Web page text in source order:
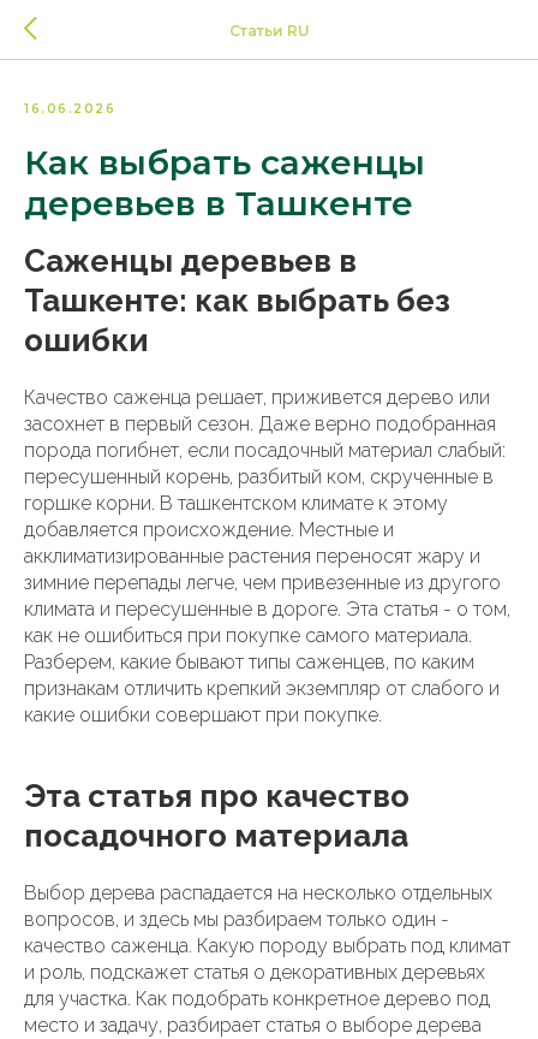
Статьи RU
16.06.2026
Как выбрать саженцы
деревьев в Ташкенте
Саженцы деревьев в
Ташкенте: как выбрать без
ошибки
Качество саженца решает, приживется дерево или
засохнет в первый сезон. Даже верно подобранная
порода погибнет, если посадочный материал слабый:
пересушенный корень, разбитый ком, скрученные в
горшке корни. В ташкентском климате к этому
добавляется происхождение. Местные и
акклиматизированные растения переносят жару и
зимние перепады легче, чем привезенные из другого
климата и пересушенные в дороге. Эта статья - о том,
как не ошибиться при покупке самого материала.
Разберем, какие бывают типы саженцев, по каким
признакам отличить крепкий экземпляр от слабого и
какие ошибки совершают при покупке.
Эта статья про качество
посадочного материала
Выбор дерева распадается на несколько отдельных
вопросов, и здесь мы разбираем только один -
качество саженца. Какую породу выбрать под климат
и роль, подскажет статья о декоративных деревьях
для участка. Как подобрать конкретное дерево под
место и задачу, разбирает статья о выборе дерева